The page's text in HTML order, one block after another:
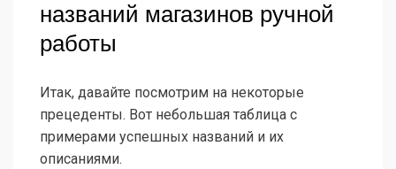
названий магазинов ручной
работы
Итак, давайте посмотрим на некоторые
прецеденты. Вот небольшая таблица с
примерами успешных названий и их
описаниями.